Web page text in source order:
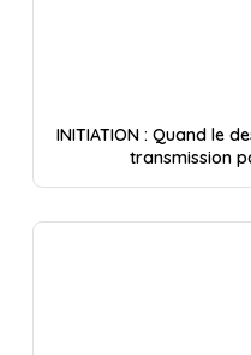
INITIATION : Quand le
transmission